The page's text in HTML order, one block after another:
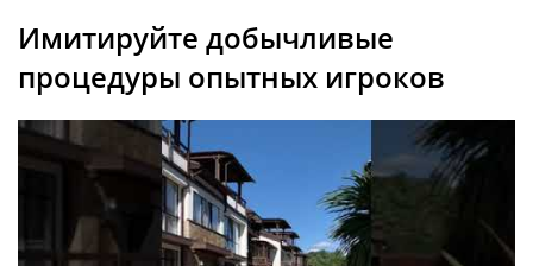
Имитируйте добычливые
процедуры опытных игроков